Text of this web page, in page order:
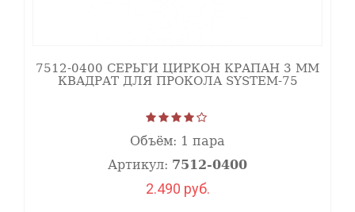
7512-0400 СЕРЬГИ ЦИРКОН КРАПАН 3 ММ
КВАДРАТ ДЛЯ ПРОКОЛА SYSTEM-75
Объём: 1 пара
Артикул: 7512-0400
2.490 руб.